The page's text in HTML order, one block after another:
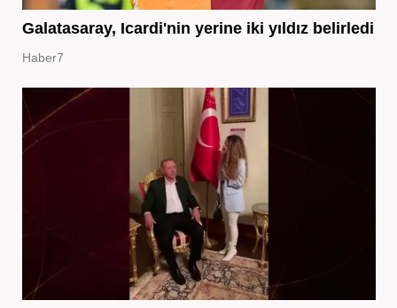
Galatasaray, Icardi'nin yerine iki yıldız belirledi
Haber7